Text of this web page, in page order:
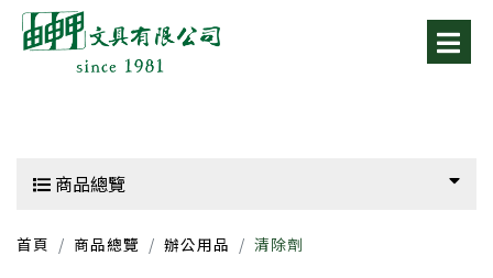
商品總覽
首頁 商品總覽 辦公用品 清除劑